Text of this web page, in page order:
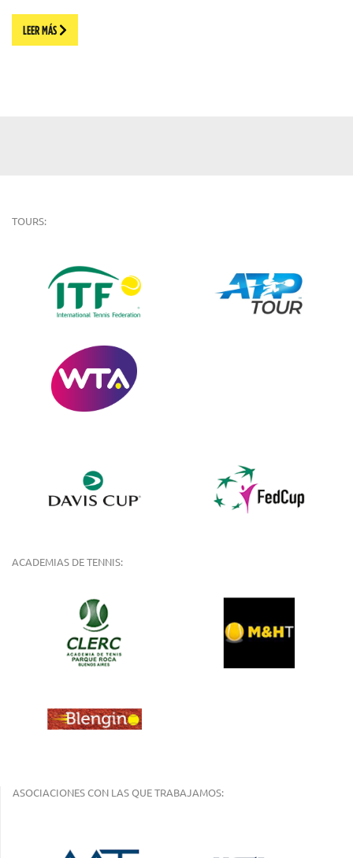
LEER MÁS
TOURS:
ACADEMIAS DE TENNIS:
ASOCIACIONES CON LAS QUE TRABAJAMOS: